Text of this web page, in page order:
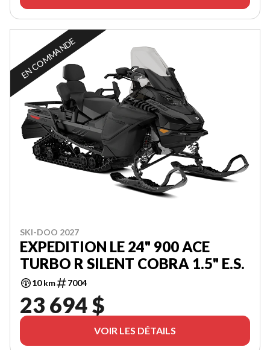
EN COMMANDE
SKI-DOO 2027
EXPEDITION LE 24" 900 ACE
TURBO R SILENT COBRA 1.5" E.S.
10 km 7004
23 694 $
VOIR LES DÉTAILS